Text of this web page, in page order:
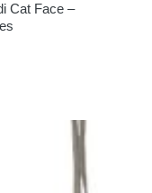
Cat Face –